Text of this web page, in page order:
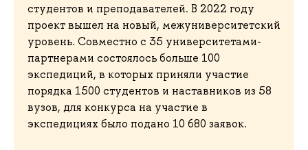
студентов и преподавателей. В 2022 году
проект вышел на новый, межуниверситетский
уровень. Совместно с 35 университетами-
партнерами состоялось больше 100
экспедиций, в которых приняли участие
порядка 1500 студентов и наставников из 58
вузов, для конкурса на участие в
экспедициях было подано 10 680 заявок.